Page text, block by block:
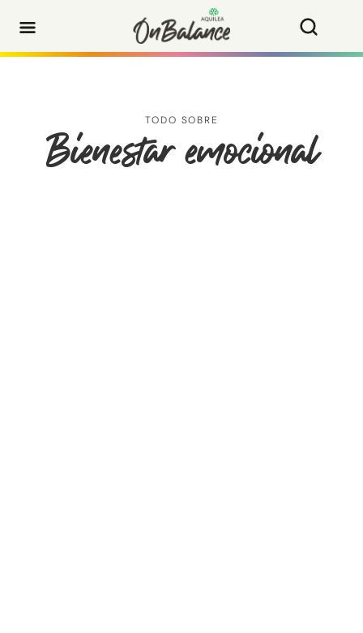
TODO SOBRE
Bienestar emocional